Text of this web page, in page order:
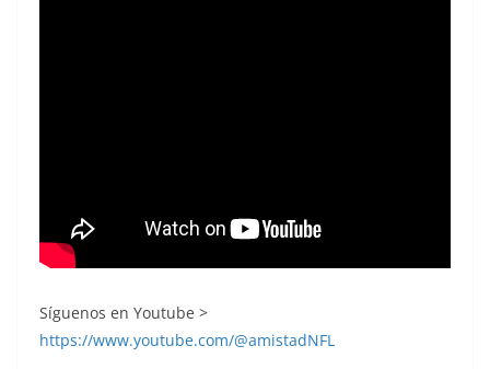
Síguenos en Youtube >
https://www.youtube.com/@amistadNFL